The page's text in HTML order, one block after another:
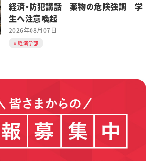
経済・防犯講話 薬物の危険強調 学
生へ注意喚起
2026年08月07日
経済学部